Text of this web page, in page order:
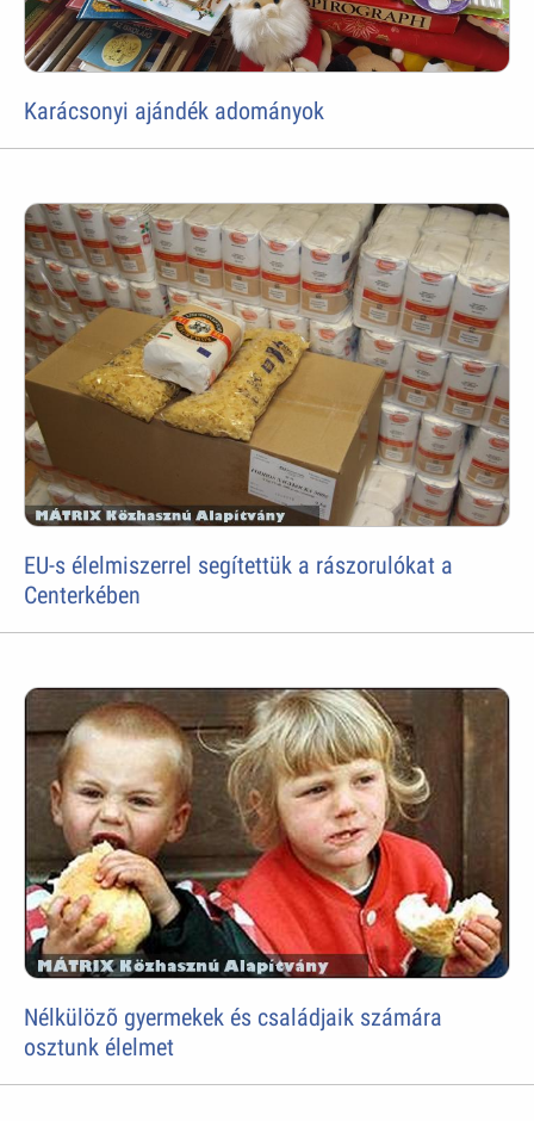
Karácsonyi ajándék adományok
EU-s élelmiszerrel segítettük a rászorulókat a
Centerkében
Nélkülözõ gyermekek és családjaik számára
osztunk élelmet